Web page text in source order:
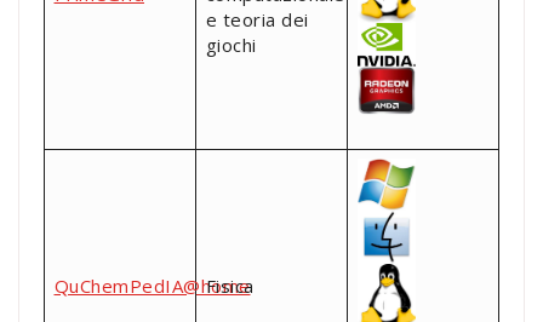
e teoria dei
giochi
QuChemPedIA@home
Fisica